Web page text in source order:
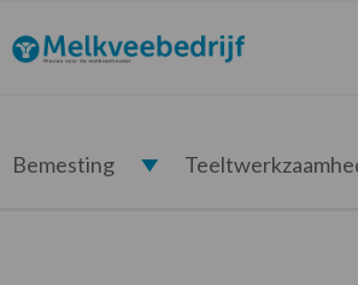
de
hoofdnavigatie
de
hoofd
de
eerste
de
voettekst
Melkveebedrijf.nl
Bemesting